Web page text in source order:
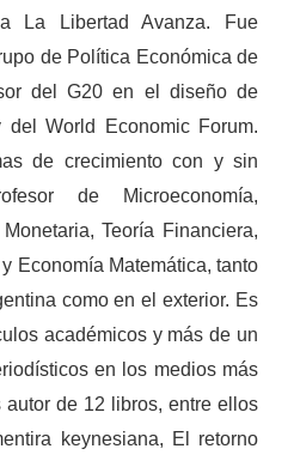
La Libertad Avanza. Fue
de Política Económica de
del G20 en el diseño de
del World Economic Forum.
de crecimiento con y sin
de Microeconomía,
Teoría Financiera,
Economía Matemática, tanto
como en el exterior. Es
académicos y más de un
en los medios más
de 12 libros, entre ellos
keynesiana, El retorno